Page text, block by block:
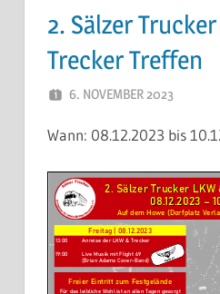
2. Sälzer
Trecker Treffen
6. NOVEMBER 2023
Wann: 08.12.2023 bis